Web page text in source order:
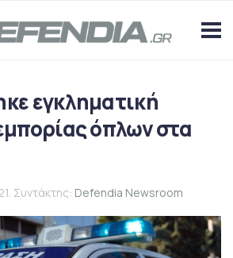
εγκληματική
όπλων στα
Συντάκτης: Defendia Newsroom